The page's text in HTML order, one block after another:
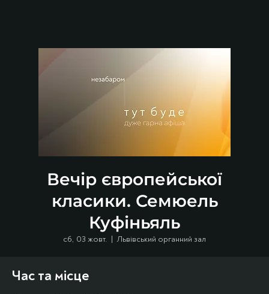
Вечір європейської
класики. Семюель
Куфіньяль
сб, 03 жовт.
  |
Львівський органний зал
Час та місце